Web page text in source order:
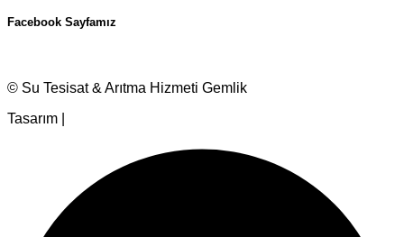
Facebook Sayfamız
© Su Tesisat & Arıtma Hizmeti Gemlik
Tasarım |